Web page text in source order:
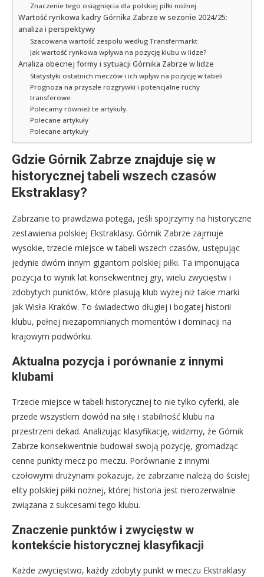
Znaczenie tego osiągnięcia dla polskiej piłki nożnej
Wartość rynkowa kadry Górnika Zabrze w sezonie 2024/25:
analiza i perspektywy
Szacowana wartość zespołu według Transfermarkt
Jak wartość rynkowa wpływa na pozycję klubu w lidze?
Analiza obecnej formy i sytuacji Górnika Zabrze w lidze
Statystyki ostatnich meczów i ich wpływ na pozycję w tabeli
Prognoza na przyszłe rozgrywki i potencjalne ruchy
transferowe
Polecamy również te artykuły:
Polecane artykuły
Polecane artykuły
Gdzie Górnik Zabrze znajduje się w
historycznej tabeli wszech czasów
Ekstraklasy?
Zabrzanie to prawdziwa potęga, jeśli spojrzymy na historyczne
zestawienia polskiej Ekstraklasy. Górnik Zabrze zajmuje
wysokie, trzecie miejsce w tabeli wszech czasów, ustępując
jedynie dwóm innym gigantom polskiej piłki. Ta imponująca
pozycja to wynik lat konsekwentnej gry, wielu zwycięstw i
zdobytych punktów, które plasują klub wyżej niż takie marki
jak Wisła Kraków. To świadectwo długiej i bogatej historii
klubu, pełnej niezapomnianych momentów i dominacji na
krajowym podwórku.
Aktualna pozycja i porównanie z innymi
klubami
Trzecie miejsce w tabeli historycznej to nie tylko cyferki, ale
przede wszystkim dowód na siłę i stabilność klubu na
przestrzeni dekad. Analizując klasyfikację, widzimy, że Górnik
Zabrze konsekwentnie budował swoją pozycję, gromadząc
cenne punkty mecz po meczu. Porównanie z innymi
czołowymi drużynami pokazuje, że zabrzanie należą do ścisłej
elity polskiej piłki nożnej, której historia jest nierozerwalnie
związana z sukcesami tego klubu.
Znaczenie punktów i zwycięstw w
kontekście historycznej klasyfikacji
Każde zwycięstwo, każdy zdobyty punkt w meczu Ekstraklasy